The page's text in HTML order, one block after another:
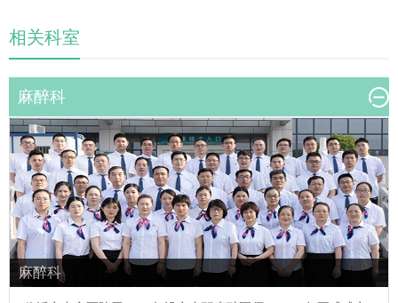
相关科室
麻醉科
麻醉科